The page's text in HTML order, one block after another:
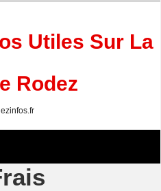
Utiles Sur La
Rodez